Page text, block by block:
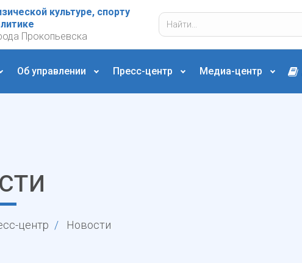
культуре, спорту
Прокопьевска
Об управлении Пресс-центр Медиа-центр
центр Новости